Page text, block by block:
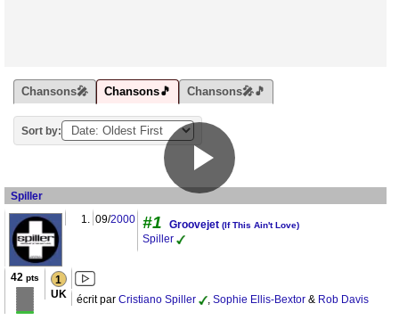
Chansons🎤 Chansons🎵 Chansons🎤🎵
Sort by:
Spiller
1. 09/2000 #1 Groovejet (If This Ain't Love)
Spiller
42 pts 1
UK écrit par Cristiano Spiller , Sophie Ellis-Bextor & Rob Davis